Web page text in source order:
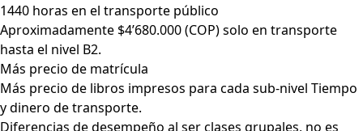
1440 horas en el transporte público
Aproximadamente $4’680.000 (COP) solo en transporte
hasta el nivel B2.
Más precio de matrícula
Más precio de libros impresos para cada sub-nivel Tiempo
y dinero de transporte.
Diferencias de desempeño al ser clases grupales, no es